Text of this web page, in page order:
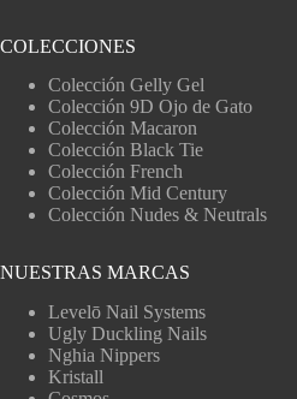
COLECCIONES
Colección Gelly Gel
Colección 9D Ojo de Gato
Colección Macaron
Colección Black Tie
Colección French
Colección Mid Century
Colección Nudes & Neutrals
NUESTRAS MARCAS
Levelō Nail Systems
Ugly Duckling Nails
Nghia Nippers
Kristall